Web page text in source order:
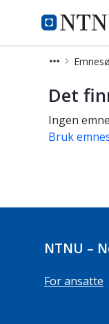
NTNU
Studier
Om emnet
Det
Ingen
Bruk
NTNU –
For ansatte